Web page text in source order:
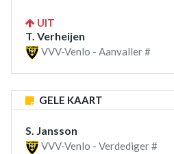
UIT
T. Verheijen
VVV-Venlo - Aanvaller #
GELE KAART
S. Jansson
VVV-Venlo - Verdediger #